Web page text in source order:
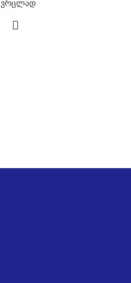
ვრცლად